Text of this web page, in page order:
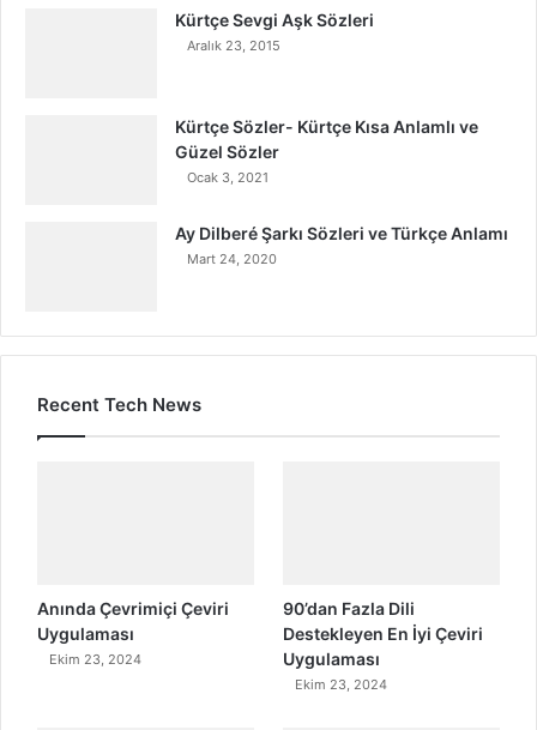
Kürtçe Sevgi Aşk Sözleri
Aralık 23, 2015
Kürtçe Sözler- Kürtçe Kısa Anlamlı ve
Güzel Sözler
Ocak 3, 2021
Ay Dilberé Şarkı Sözleri ve Türkçe Anlamı
Mart 24, 2020
Recent Tech News
Anında Çevrimiçi Çeviri
Uygulaması
Ekim 23, 2024
90’dan Fazla Dili
Destekleyen En İyi Çeviri
Uygulaması
Ekim 23, 2024